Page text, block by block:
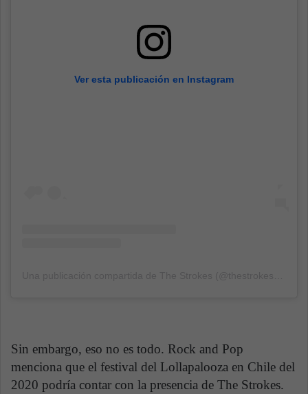
Ver esta publicación en Instagram
Sin embargo, eso no es todo. Rock and Pop
menciona que el festival del Lollapalooza en Chile del
2020 podría contar con la presencia de The Strokes.